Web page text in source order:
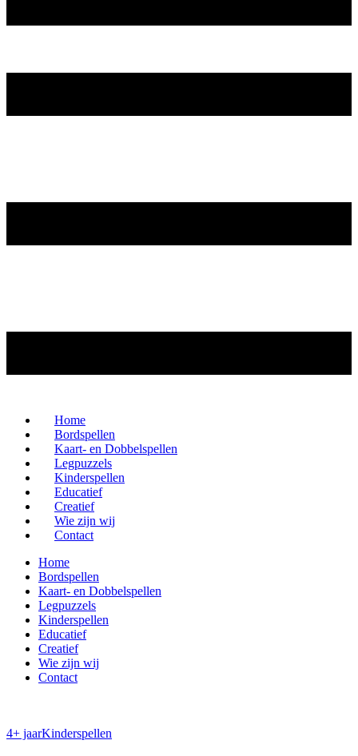
Home
Bordspellen
Kaart- en Dobbelspellen
Legpuzzels
Kinderspellen
Educatief
Creatief
Wie zijn wij
Contact
Home
Bordspellen
Kaart- en Dobbelspellen
Legpuzzels
Kinderspellen
Educatief
Creatief
Wie zijn wij
Contact
4+ jaarKinderspellen